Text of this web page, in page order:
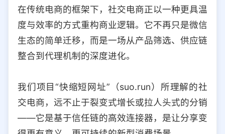
iOS Android PC 其他
选择允许访问的平台类型
在传统电商的框架下，社交电商正以一种更具温
度与效率的方式重构商业逻辑。它不再只是微信
生态的简单迁移，而是一场从产品筛选、供应链
整合到代理机制的深度进化。
我们项目“快缩短网址”（suo.run）所理解的社
交电商，远不止于裂变式增长或拉人头式的分销
——它是基于信任链的高效连接器，是让分享变